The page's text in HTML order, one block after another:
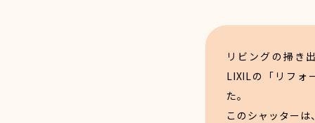
リビングの掃き
LIXILの「リフォ
た。
このシャッター